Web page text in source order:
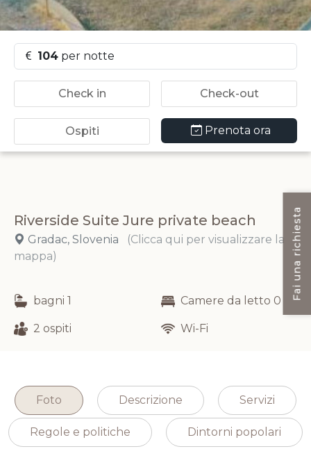
104 per notte
Prenota ora
Riverside Suite Jure private beach
Gradac, Slovenia
(Clicca qui per visualizzare la
mappa)
bagni 1 Camere da letto 0
2 ospiti Wi-Fi
Foto Descrizione Servizi
Regole e politiche Dintorni popolari
Fai una richiesta